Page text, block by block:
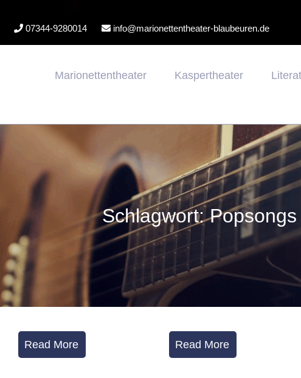
07344-9280014 info@marionettentheater-blaubeuren.de
Marionettentheater Kaspertheater
Schlagwort:Popsongs
Read More Read More